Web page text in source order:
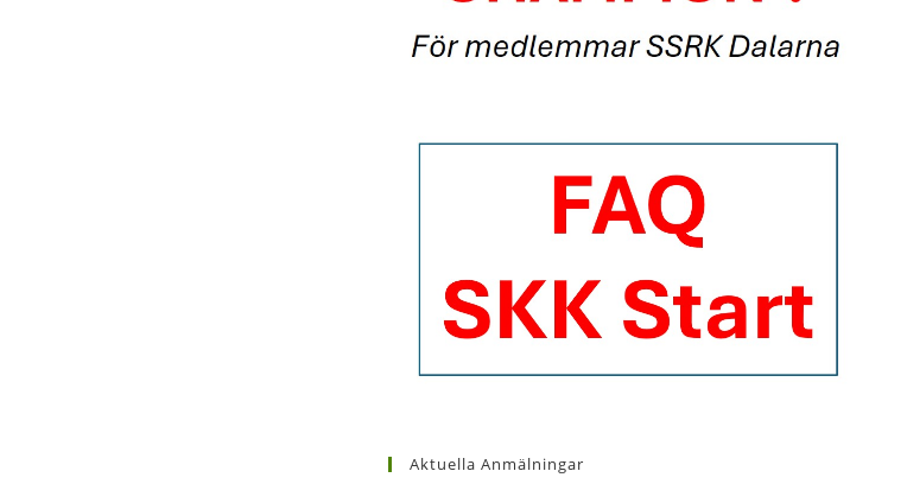
Aktuella Anmälningar